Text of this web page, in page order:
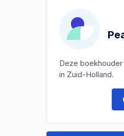
Deze
in Zuid-Holland.